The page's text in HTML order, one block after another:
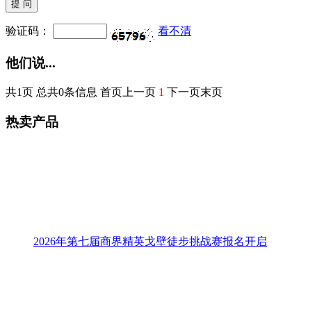
他们说...
共1页 总共0条信息 首页上一页1下一页末页
热卖产品